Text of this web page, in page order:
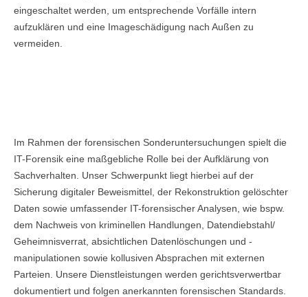
eingeschaltet werden, um entsprechende Vorfälle intern
aufzuklären und eine Imageschädigung nach Außen zu
vermeiden.
Im Rahmen der forensischen Sonderuntersuchungen spielt die
IT-Forensik eine maßgebliche Rolle bei der Aufklärung von
Sachverhalten. Unser Schwerpunkt liegt hierbei auf der
Sicherung digitaler Beweismittel, der Rekonstruktion gelöschter
Daten sowie umfassender IT-forensischer Analysen, wie bspw.
dem Nachweis von kriminellen Handlungen, Datendiebstahl/
Geheimnisverrat, absichtlichen Datenlöschungen und -
manipulationen sowie kollusiven Absprachen mit externen
Parteien. Unsere Dienstleistungen werden gerichtsverwertbar
dokumentiert und folgen anerkannten forensischen Standards.